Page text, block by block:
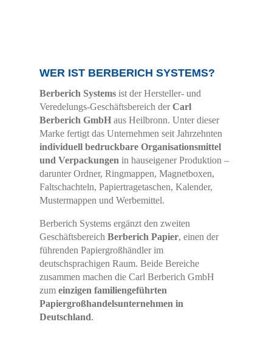
WER IST BERBERICH SYSTEMS?
Berberich Systems ist der Hersteller- und
Veredelungs-Geschäftsbereich derCarl
Berberich GmbH aus Heilbronn. Unter dieser
Marke fertigt das Unternehmen seit Jahrzehnten
individuell bedruckbare Organisationsmittel
und Verpackungen in hauseigener Produktion –
darunter Ordner, Ringmappen, Magnetboxen,
Faltschachteln, Papiertragetaschen, Kalender,
Mustermappen und Werbemittel.
Berberich Systems ergänzt den zweiten
Geschäftsbereich Berberich Papier, einen der
führenden Papiergroßhändler im
deutschsprachigen Raum. Beide Bereiche
zusammen machen die Carl Berberich GmbH
zum einzigen familiengeführten
Papiergroßhandelsunternehmen in
Deutschland.